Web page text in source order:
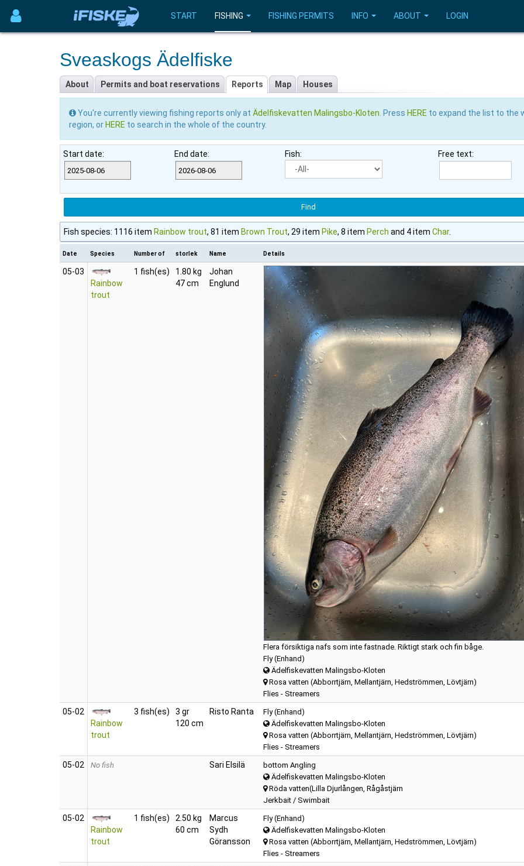
START FISHING FISHING PERMITS INFO ABOUT LOGIN
Sveaskogs Ädelfiske
About Permits and boat reservations Reports Map Houses
You're currently viewing fishing reports only at Ädelfiskevatten Malingsbo-Kloten . Press HERE to expand the list to the
region, or HERE to search in the whole of the country.
Start date: End date: Fish: Free text:
Fish species: 1116 item Rainbow trout, 81 item Brown Trout, 29 item Pike, 8 item Perch and 4 item Char.
Date Species Number of storlek Name Details
05‑03
Rainbow
trout
1 fish(es)
1.80 kg
47 cm
Johan
Englund
Flera försiktiga nafs som inte fastnade. Riktigt stark och fin båge.
Fly (Enhand)
Ädelfiskevatten Malingsbo-Kloten
Rosa vatten (Abborrtjärn, Mellantjärn, Hedströmmen, Lövtjärn)
Flies - Streamers
05‑02
Rainbow
trout
3 fish(es)
3 gr
120 cm
Risto Ranta
Fly (Enhand)
Ädelfiskevatten Malingsbo-Kloten
Rosa vatten (Abborrtjärn, Mellantjärn, Hedströmmen, Lövtjärn)
Flies - Streamers
05‑02 No fish Sari Elsilä
bottom Angling
Ädelfiskevatten Malingsbo-Kloten
Röda vatten(Lilla Djurlången, Rågåstjärn
Jerkbait / Swimbait
05‑02
Rainbow
trout
1 fish(es)
2.50 kg
60 cm
Marcus
Sydh
Göransson
Fly (Enhand)
Ädelfiskevatten Malingsbo-Kloten
Rosa vatten (Abborrtjärn, Mellantjärn, Hedströmmen, Lövtjärn)
Flies - Streamers